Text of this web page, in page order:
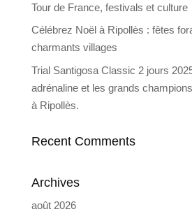
Tour de France, festivals et culture
Célébrez Noël à Ripollès : fêtes
charmants villages
Trial Santigosa Classic 2 jours
adrénaline et les grands
à Ripollès.
Recent Comments
Archives
août 2026